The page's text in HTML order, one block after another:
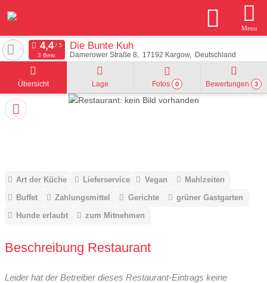
Menu
Die Bunte Kuh
Damerower Straße 8 17192 Kargow Deutschland
3 Bew.
Übersicht Lage Fotos 0 Bewertungen 3
Art der Küche Lieferservice Vegan
Mahlzeiten
Buffet
Zahlungsmittel Gerichte
grüner Gastgarten
Hunde erlaubt
zum Mitnehmen
Beschreibung Restaurant
Leider hat der Betreiber dieses Restaurant-Eintrags keine